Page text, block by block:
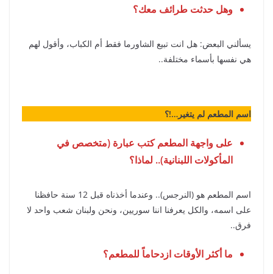
وهل حدثت طرائف معك؟
يسألني البعض: هل انت تبيع الشاورما فقط أم الكباب، وأقول لهم
هي نفسها بأسماء مختلفة..
اسم المطعم لم يتغير…!؟
على واجهة المطعم كتب عبارة (متخصص في
المأكولات اللبنانية).. لماذا؟
اسم المطعم هو (النرجس).. وعندما أخذناه قبل 12 سنة حافظنا
على اسمه، والكل يعرفنا اننا سوريين، ونحن ولبنان شعب واحد لا
فرق..
ما أكثر الأوقات ازدحاماً للمطعم؟